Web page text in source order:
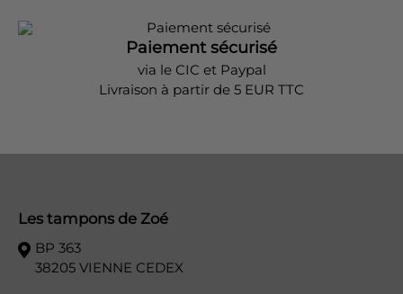
Paiement sécurisé
via le CIC et Paypal
Livraison à partir de 5 EUR TTC
Les tampons de Zoé
BP 363
38205 VIENNE CEDEX